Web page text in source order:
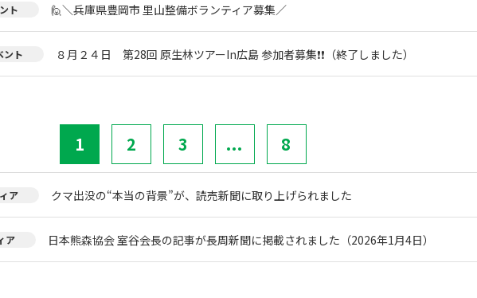
ト 🙋＼兵庫県豊岡市 里山整備ボランティア募集／
ント ８月２４日 第28回 原生林ツアーIn広島 参加者募集❗❗（終了しました）
1 2 3 ... 8
ア クマ出没の“本当の背景”が、読売新聞に取り上げられました
ア 日本熊森協会 室谷会長の記事が長周新聞に掲載されました（2026年1月4日）